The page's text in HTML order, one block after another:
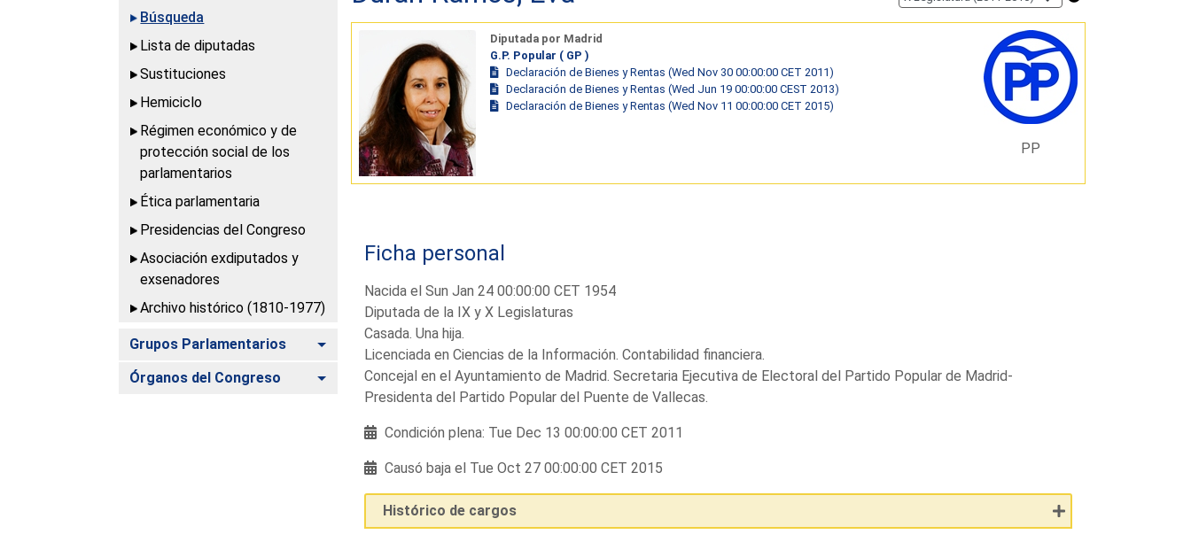
Búsqueda
Lista de diputadas
Sustituciones
Hemiciclo
Régimen económico y de
protección social de los
parlamentarios
Ética parlamentaria
Presidencias del Congreso
Asociación exdiputados y
exsenadores
Archivo histórico (1810-1977)
Grupos Parlamentarios Alternar
Órganos del Congreso Alternar
Diputada por Madrid
G.P. Popular ( GP )
Declaración de Bienes y Rentas (Wed Nov 30 00:00:00 CET 2011)
Declaración de Bienes y Rentas (Wed Jun 19 00:00:00 CEST 2013)
Declaración de Bienes y Rentas (Wed Nov 11 00:00:00 CET 2015)
PP
Ficha personal
Nacida el Sun Jan 24 00:00:00 CET 1954
Diputada de la IX y X Legislaturas
Casada. Una hija.
Licenciada en Ciencias de la Información. Contabilidad financiera.
Concejal en el Ayuntamiento de Madrid. Secretaria Ejecutiva de Electoral del Partido Popular de Madrid-
Presidenta del Partido Popular del Puente de Vallecas.
Condición plena: Tue Dec 13 00:00:00 CET 2011
Causó baja el Tue Oct 27 00:00:00 CET 2015
Histórico de cargos